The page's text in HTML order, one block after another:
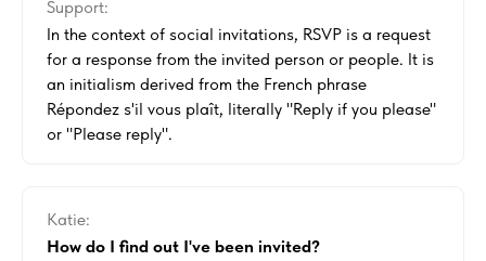
Support:
In the context of social invitations, RSVP is a request
for a response from the invited person or people. It is
an initialism derived from the French phrase
Répondez s'il vous plaît, literally "Reply if you please"
or "Please reply".
Katie:
How do I find out I've been invited?